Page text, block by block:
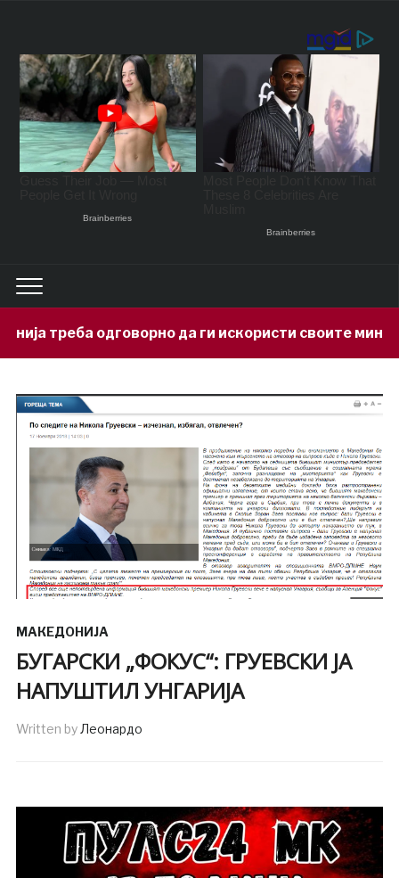
да ги искористи своите минерални богатства
МАКЕДОНИЈА
БУГАРСКИ „ФОКУС“: ГРУЕВСКИ ЈА
НАПУШТИЛ УНГАРИЈА
Written byЛеонардо